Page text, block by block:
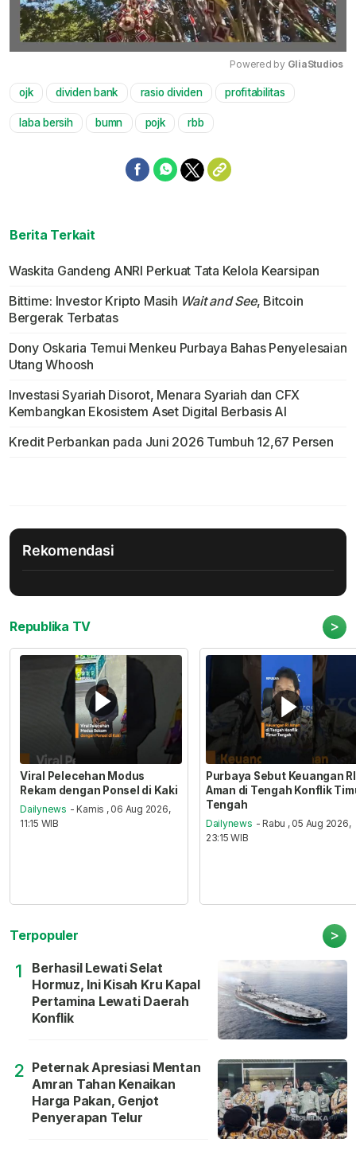
Mute
Powered by GliaStudios
ojk dividen bank rasio dividen profitabilitas
laba bersih bumn pojk rbb
Berita Terkait
Waskita Gandeng ANRI Perkuat Tata Kelola Kearsipan
Bittime: Investor Kripto Masih Wait and See, Bitcoin
Bergerak Terbatas
Dony Oskaria Temui Menkeu Purbaya Bahas Penyelesaian
Utang Whoosh
Investasi Syariah Disorot, Menara Syariah dan CFX
Kembangkan Ekosistem Aset Digital Berbasis AI
Kredit Perbankan pada Juni 2026 Tumbuh 12,67 Persen
Rekomendasi
Republika TV >
Viral Pelecehan Modus
Rekam dengan Ponsel di Kaki
Dailynews - Kamis , 06 Aug 2026,
11:15 WIB
Purbaya Sebut Keuangan RI
Aman di Tengah Konflik
Tengah
Dailynews - Rabu , 05 Aug 2026,
23:15 WIB
Terpopuler >
1
Berhasil Lewati Selat
Hormuz, Ini Kisah Kru Kapal
Pertamina Lewati Daerah
Konflik
2 Peternak Apresiasi Mentan
Amran Tahan Kenaikan
Harga Pakan, Genjot
Penyerapan Telur